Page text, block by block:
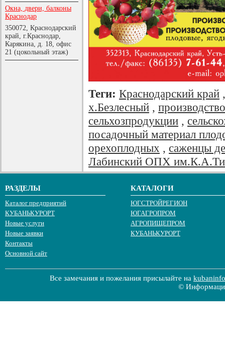
Окна, двери, балконы
Краснодар
350072, Краснодарский
край, г.Краснодар,
Карякина, д. 18, офис
21 (цокольный этаж)
Теги: Краснодарский край
х.Безлесный ,
сельхозпродукции ,
посадочный материал
орехоплодных , саженцы
Лабинский ОПХ
РАЗДЕЛЫ
Каталог предприятий
КУБАНЬКУРОРТ
Новые услуги
Новые заявки
Контакты
Основной сайт
КАТАЛОГИ
ЮГСТРОЙРЕГИОН
ЮГАГРОПРОМ
АГРОПИЩЕПРОМ
КУБАНЬКУРОРТ
Все замечания и пожелания присылайте на
©